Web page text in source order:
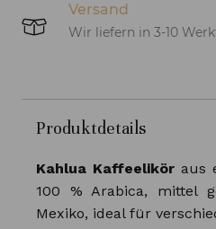
Versand
Wir liefern in 3-10
Produktdetails
Kahlua Kaffeeliköraus
100 % Arabica, mittel
Mexiko, ideal für